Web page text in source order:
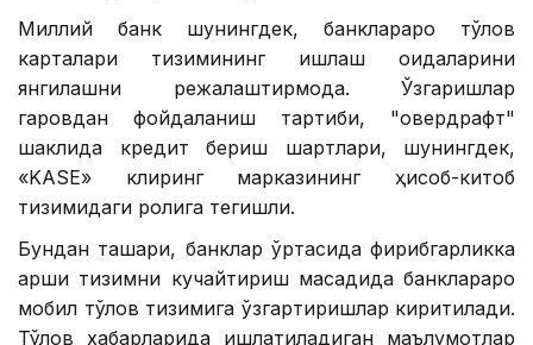
Миллий банк шунингдек, банклараро тўлов
карталари тизимининг ишлаш қоидаларини
янгилашни режалаштирмоқда. Ўзгаришлар
гаровдан фойдаланиш тартиби, "овердрафт"
шаклида кредит бериш шартлари, шунингдек,
«KASE» клиринг марказининг ҳисоб-китоб
тизимидаги ролига тегишли.
Бундан ташқари, банклар ўртасида фирибгарликка
қарши тизимни кучайтириш мақсадида банклараро
мобил тўлов тизимига ўзгартиришлар киритилади.
Тўлов хабарларида ишлатиладиган маълумотлар